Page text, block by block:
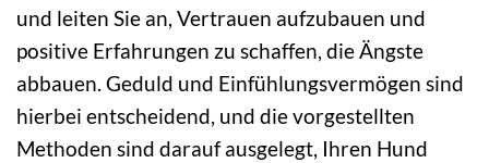
und leiten Sie an, Vertrauen aufzubauen und
positive Erfahrungen zu schaffen, die Ängste
abbauen. Geduld und Einfühlungsvermögen sind
hierbei entscheidend, und die vorgestellten
Methoden sind darauf ausgelegt, Ihren Hund